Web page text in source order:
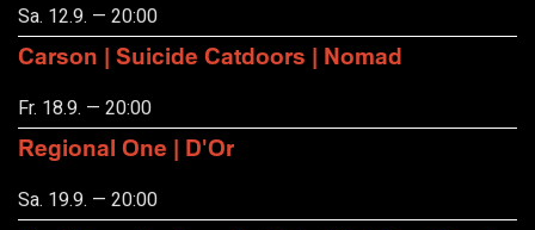
Sa. 12.9. — 20:00
Carson | Suicide Catdoors | Nomad
Fr. 18.9. — 20:00
Regional One | D'Or
Sa. 19.9. — 20:00